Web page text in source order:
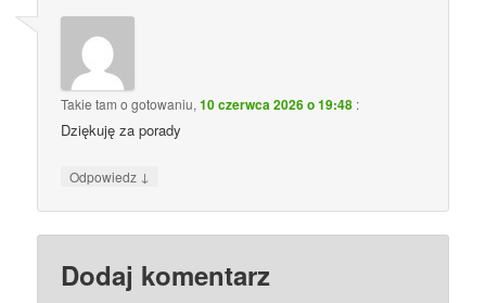
Takie tam o gotowaniu,10 czerwca 2026 o 19:48 :
Dziękuję za porady
Odpowiedz ↓
Dodaj komentarz